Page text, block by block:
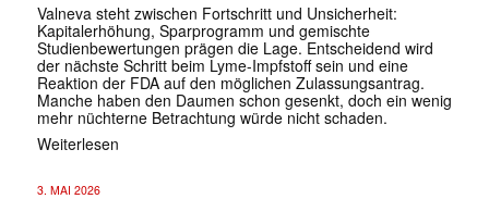
Valneva steht zwischen Fortschritt und Unsicherheit:
Kapitalerhöhung, Sparprogramm und gemischte
Studienbewertungen prägen die Lage. Entscheidend wird
der nächste Schritt beim Lyme-Impfstoff sein und eine
Reaktion der FDA auf den möglichen Zulassungsantrag.
Manche haben den Daumen schon gesenkt, doch ein wenig
mehr nüchterne Betrachtung würde nicht schaden.
Weiterlesen
3. MAI 2026